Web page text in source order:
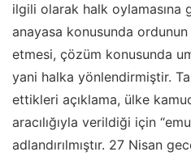
ilgili olarak halk oylamasına
anayasa konusunda
etmesi, çözüm konusunda
yani halka yönlendirmiştir.
ettikleri açıklama, ülke
aracılığıyla verildiği için­
adlandırılmıştır. 27 Nisan